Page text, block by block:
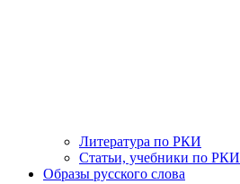
Литература по РКИ
Статьи, учебники по РКИ
Образы русского слова